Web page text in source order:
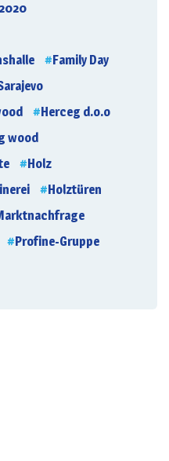
2020
Family Day
Herceg d.o.o
wood
Holz
Holztüren
Profine-Gruppe